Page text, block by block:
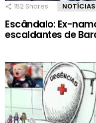
152 Shares NOTÍCIAS
Escândalo: Ex-
escaldantes de